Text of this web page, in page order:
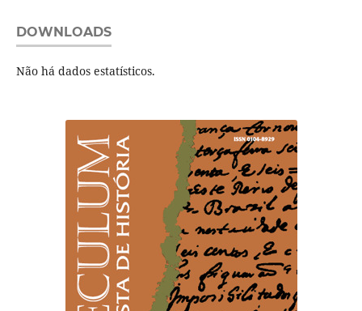
DOWNLOADS
Não há dados estatísticos.